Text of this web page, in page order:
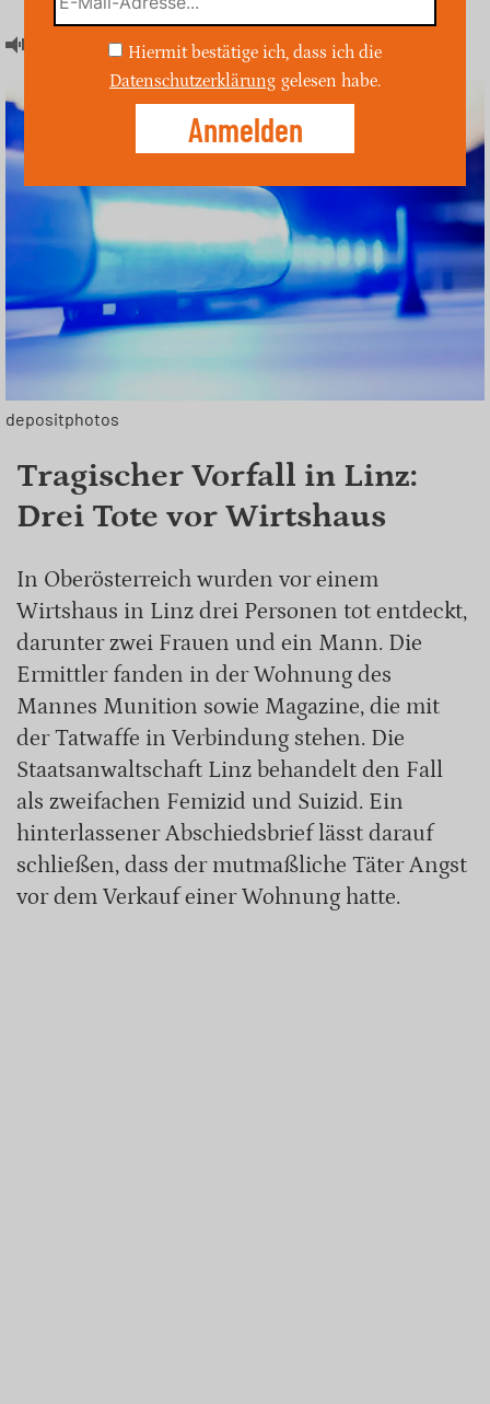
Artikel hören
depositphotos
Tragischer Vorfall in Linz:
Drei Tote vor Wirtshaus
In Oberösterreich wurden vor einem
Wirtshaus in Linz drei Personen tot entdeckt,
darunter zwei Frauen und ein Mann. Die
Ermittler fanden in der Wohnung des
Mannes Munition sowie Magazine, die mit
der Tatwaffe in Verbindung stehen. Die
Staatsanwaltschaft Linz behandelt den Fall
als zweifachen Femizid und Suizid. Ein
hinterlassener Abschiedsbrief lässt darauf
schließen, dass der mutmaßliche Täter Angst
vor dem Verkauf einer Wohnung hatte.
Hiermit bestätige ich, dass ich die
Datenschutzerklärung gelesen habe.